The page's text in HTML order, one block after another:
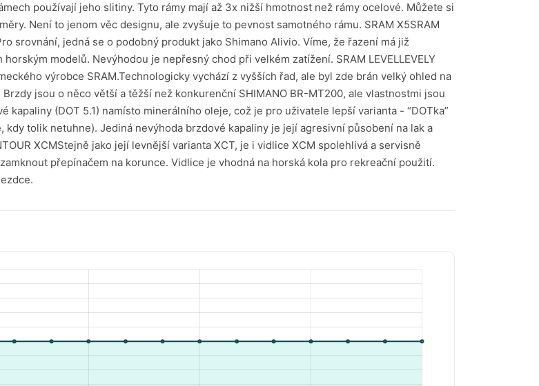
používají jeho slitiny. Tyto rámy mají až 3x nižší hmotnost než rámy ocelové. Můžete si
Není to jenom věc designu, ale zvyšuje to pevnost samotného rámu. SRAM X5SRAM
srovnání, jedná se o podobný produkt jako Shimano Alivio. Víme, že řazení má již
modelů. Nevýhodou je nepřesný chod při velkém zatížení. SRAM LEVELLEVELY
výrobce SRAM.Technologicky vychází z vyšších řad, ale byl zde brán velký ohled na
jsou o něco větší a těžší než konkurenční SHIMANO BR-MT200, ale vlastnostmi jsou
(DOT 5.1) namísto minerálního oleje, což je pro uživatele lepší varianta - “DOTka”
tolik netuhne). Jediná nevýhoda brzdové kapaliny je její agresivní působení na lak a
XCMStejně jako její levnější varianta XCT, je i vidlice XCM spolehlivá a servisně
přepínačem na korunce. Vidlice je vhodná na horská kola pro rekreační použití.